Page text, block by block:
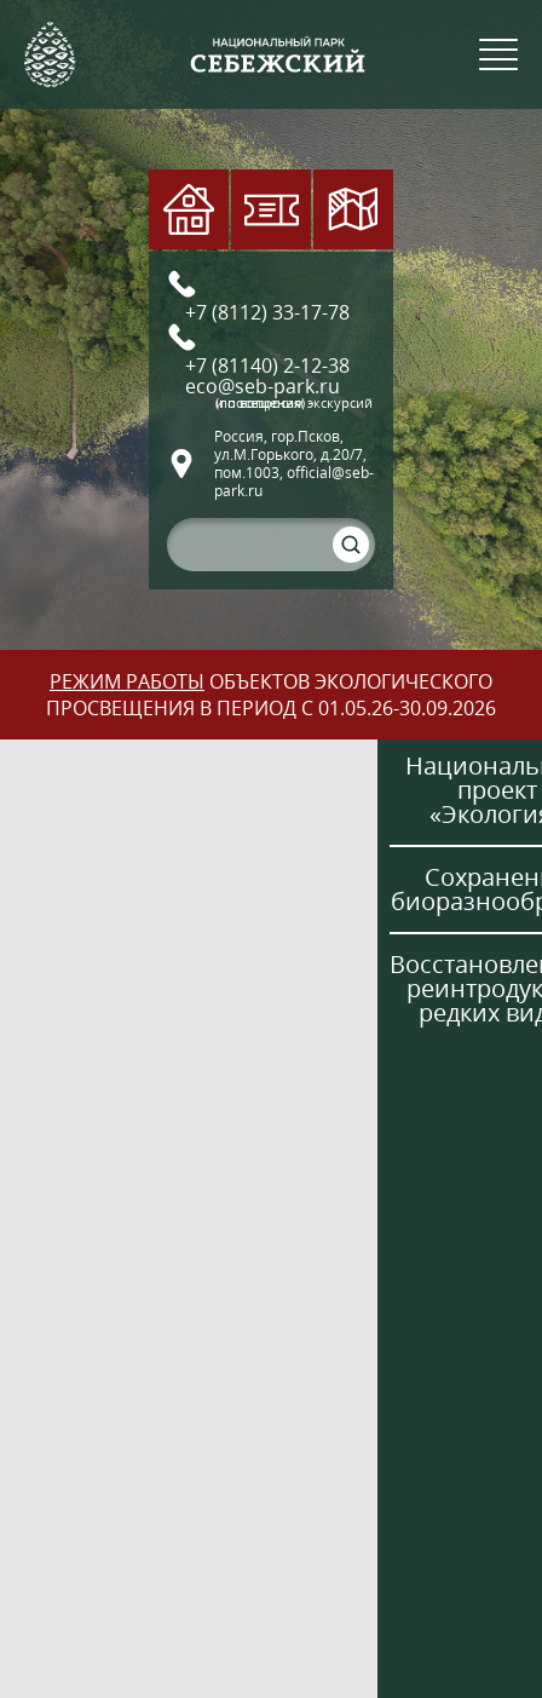
+7 (8112) 33-17-78
+7 (81140) 2-12-38
eco@seb-park.ru
(по вопросам экскурсий и посещения)
Россия, гор.Псков,
ул.М.Горького, д.20/7,
пом.1003, official@seb-
park.ru
РЕЖИМ РАБОТЫ ОБЪЕКТОВ ЭКОЛОГИЧЕСКОГО
ПРОСВЕЩЕНИЯ В ПЕРИОД С 01.05.26-30.09.2026
проект
редких